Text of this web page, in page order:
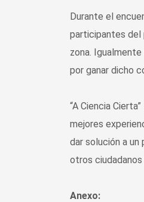
Durante el
participantes del
zona.
por ganar dicho
“A Ciencia
mejores
dar solución a
otros
Anexo: